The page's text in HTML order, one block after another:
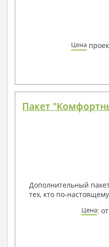
Цена
Пакет
Дополнительный
тех, кто по-
Цена: от